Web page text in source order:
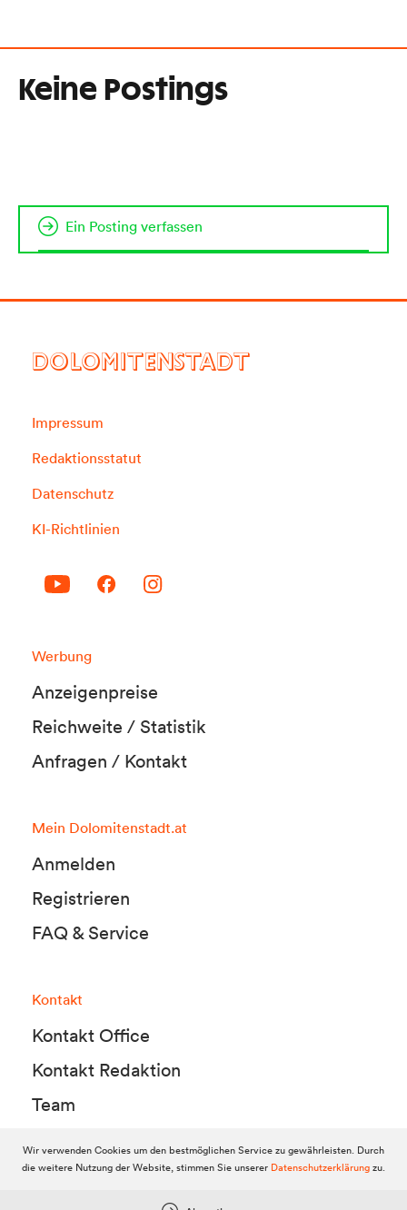
Keine Postings
Ein Posting verfassen
DOLOMITENSTADT
Impressum
Redaktionsstatut
Datenschutz
KI-Richtlinien
Werbung
Anzeigenpreise
Reichweite / Statistik
Anfragen / Kontakt
Mein Dolomitenstadt.at
Anmelden
Registrieren
FAQ & Service
Kontakt
Kontakt Office
Kontakt Redaktion
Team
© 2010-2026 Dolomitenstadt.at
Wir verwenden Cookies um den bestmöglichen Service zu gewährleisten. Durch
die weitere Nutzung der Website, stimmen Sie unserer Datenschutzerklärungzu.